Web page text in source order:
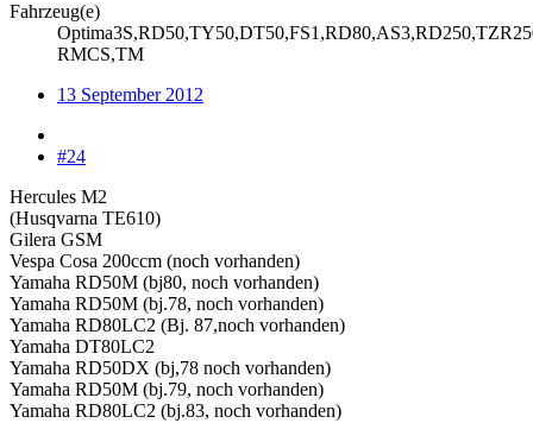
Fahrzeug(e)
RMCS,TM
13 September 2012
#24
Hercules M2
(Husqvarna TE610)
Gilera GSM
Vespa Cosa 200ccm (noch vorhanden)
Yamaha RD50M (bj80, noch vorhanden)
Yamaha RD50M (bj.78, noch vorhanden)
Yamaha RD80LC2 (Bj. 87,noch vorhanden)
Yamaha DT80LC2
Yamaha RD50DX (bj,78 noch vorhanden)
Yamaha RD50M (bj.79, noch vorhanden)
Yamaha RD80LC2 (bj.83, noch vorhanden)